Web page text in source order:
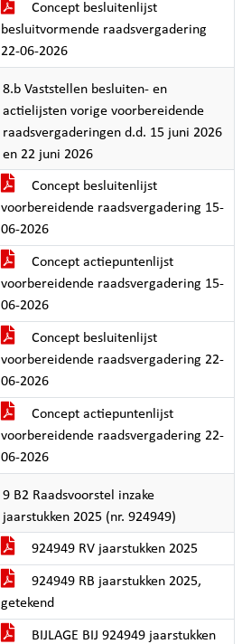
Concept besluitenlijst
besluitvormende raadsvergadering
22-06-2026
8.b Vaststellen besluiten- en
actielijsten vorige voorbereidende
raadsvergaderingen d.d. 15 juni 2026
en 22 juni 2026
Concept besluitenlijst
voorbereidende raadsvergadering 15-
06-2026
Concept actiepuntenlijst
voorbereidende raadsvergadering 15-
06-2026
Concept besluitenlijst
voorbereidende raadsvergadering 22-
06-2026
Concept actiepuntenlijst
voorbereidende raadsvergadering 22-
06-2026
9 B2 Raadsvoorstel inzake
jaarstukken 2025 (nr. 924949)
924949 RV jaarstukken 2025
924949 RB jaarstukken 2025,
getekend
BIJLAGE BIJ 924949 jaarstukken